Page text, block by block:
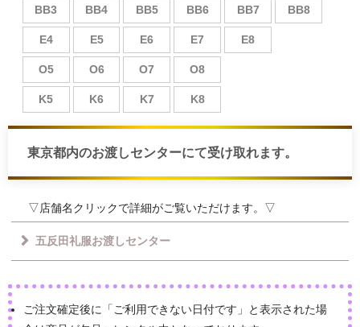
BB3 BB4 BB5 BB6 BB7 BB8
E4 E5 E6 E7 E8
O5 O6 O7 O8
K5 K6 K7 K8
東京都内のお渡しセンターにて受け取れます。
▽店舗名クリックで詳細がご覧いただけます。▽
五反田礼服お渡しセンター
ご注文確定後に「ご利用できない日付です」と表示された場